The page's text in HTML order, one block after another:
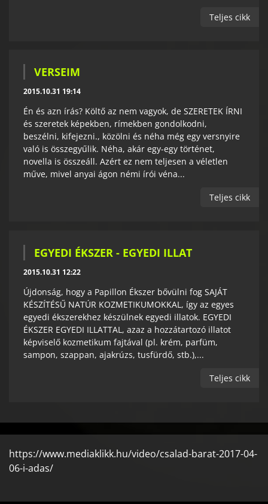
Teljes cikk
VERSEIM
2015.10.31 19:14
Én és azn írás? Költő az nem vagyok, de SZERETEK ÍRNI
és szeretek képekben, rímekben gondolkodni,
beszélni, kifejezni., közölni és néha még egy versnyire
való is összegyűlik. Néha, akár egy-egy történet,
novella is összeáll. Azért ez nem teljesen a véletlen
műve, mivel anyai ágon némi írói véna...
Teljes cikk
EGYEDI ÉKSZER - EGYEDI ILLAT
2015.10.31 12:22
Újdonság, hogy a Papillon Ékszer bővülni fog SAJÁT
KÉSZÍTÉSŰ NATÚR KOZMETIKUMOKKAL, így az egyes
egyedi ékszerekhez készülnek egyedi illatok. EGYEDI
ÉKSZER EGYEDI ILLATTAL, azaz a hozzátartozó illatot
képviselő kozmetikum fajtával (pl. krém, parfüm,
sampon, szappan, ajakrúzs, tusfürdő, stb.),...
Teljes cikk
https://www.mediaklikk.hu/video/csalad-barat-2017-04-
06-i-adas/